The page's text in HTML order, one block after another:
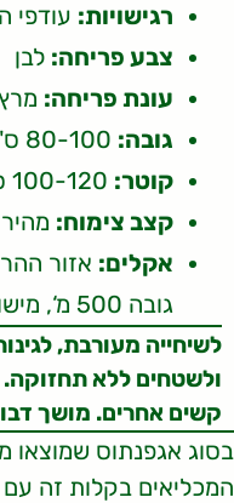
רגישויות: עודפי
צבע פריחה: לבן
עונת פריחה:
גובה:
קוטר:
קצב צימוח: מהיר
אקלים: אזור
גובה 500 מ‘, מישור החוף והשפלה
לשיחייה מעורבת,
ולשטחים ללא תחזוקה.
קשים אחרים. מושך
בסוג אגפנתוס שמוצאו
המכליאים בקלות זה